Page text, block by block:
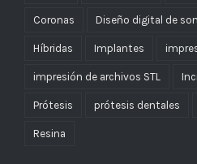
Coronas Diseño digital de
Híbridas Implantes
impresión de archivos STL
Prótesis prótesis dentales
Resina